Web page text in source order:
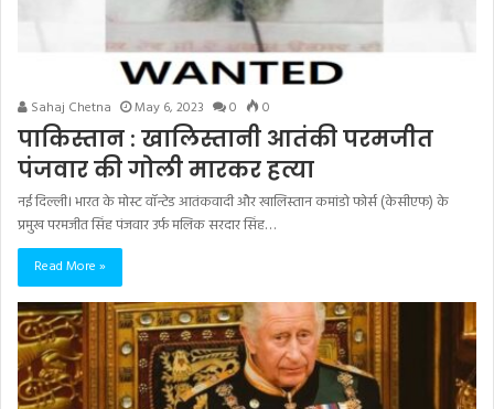
Sahaj Chetna May 6, 2023 0 0
पाकिस्तान : खालिस्तानी आतंकी परमजीत
पंजवार की गोली मारकर हत्या
नई दिल्ली। भारत के मोस्ट वॉन्टेड आतंकवादी और खालिस्तान कमांडो फोर्स (केसीएफ) के
प्रमुख परमजीत सिंह पंजवार उर्फ मलिक सरदार सिंह…
Read More »